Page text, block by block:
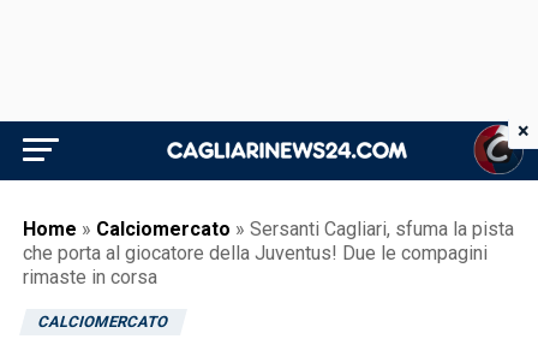
Home » Calciomercato » Sersanti Cagliari, sfuma la pista
che porta al giocatore della Juventus! Due le compagini
rimaste in corsa
CALCIOMERCATO
×